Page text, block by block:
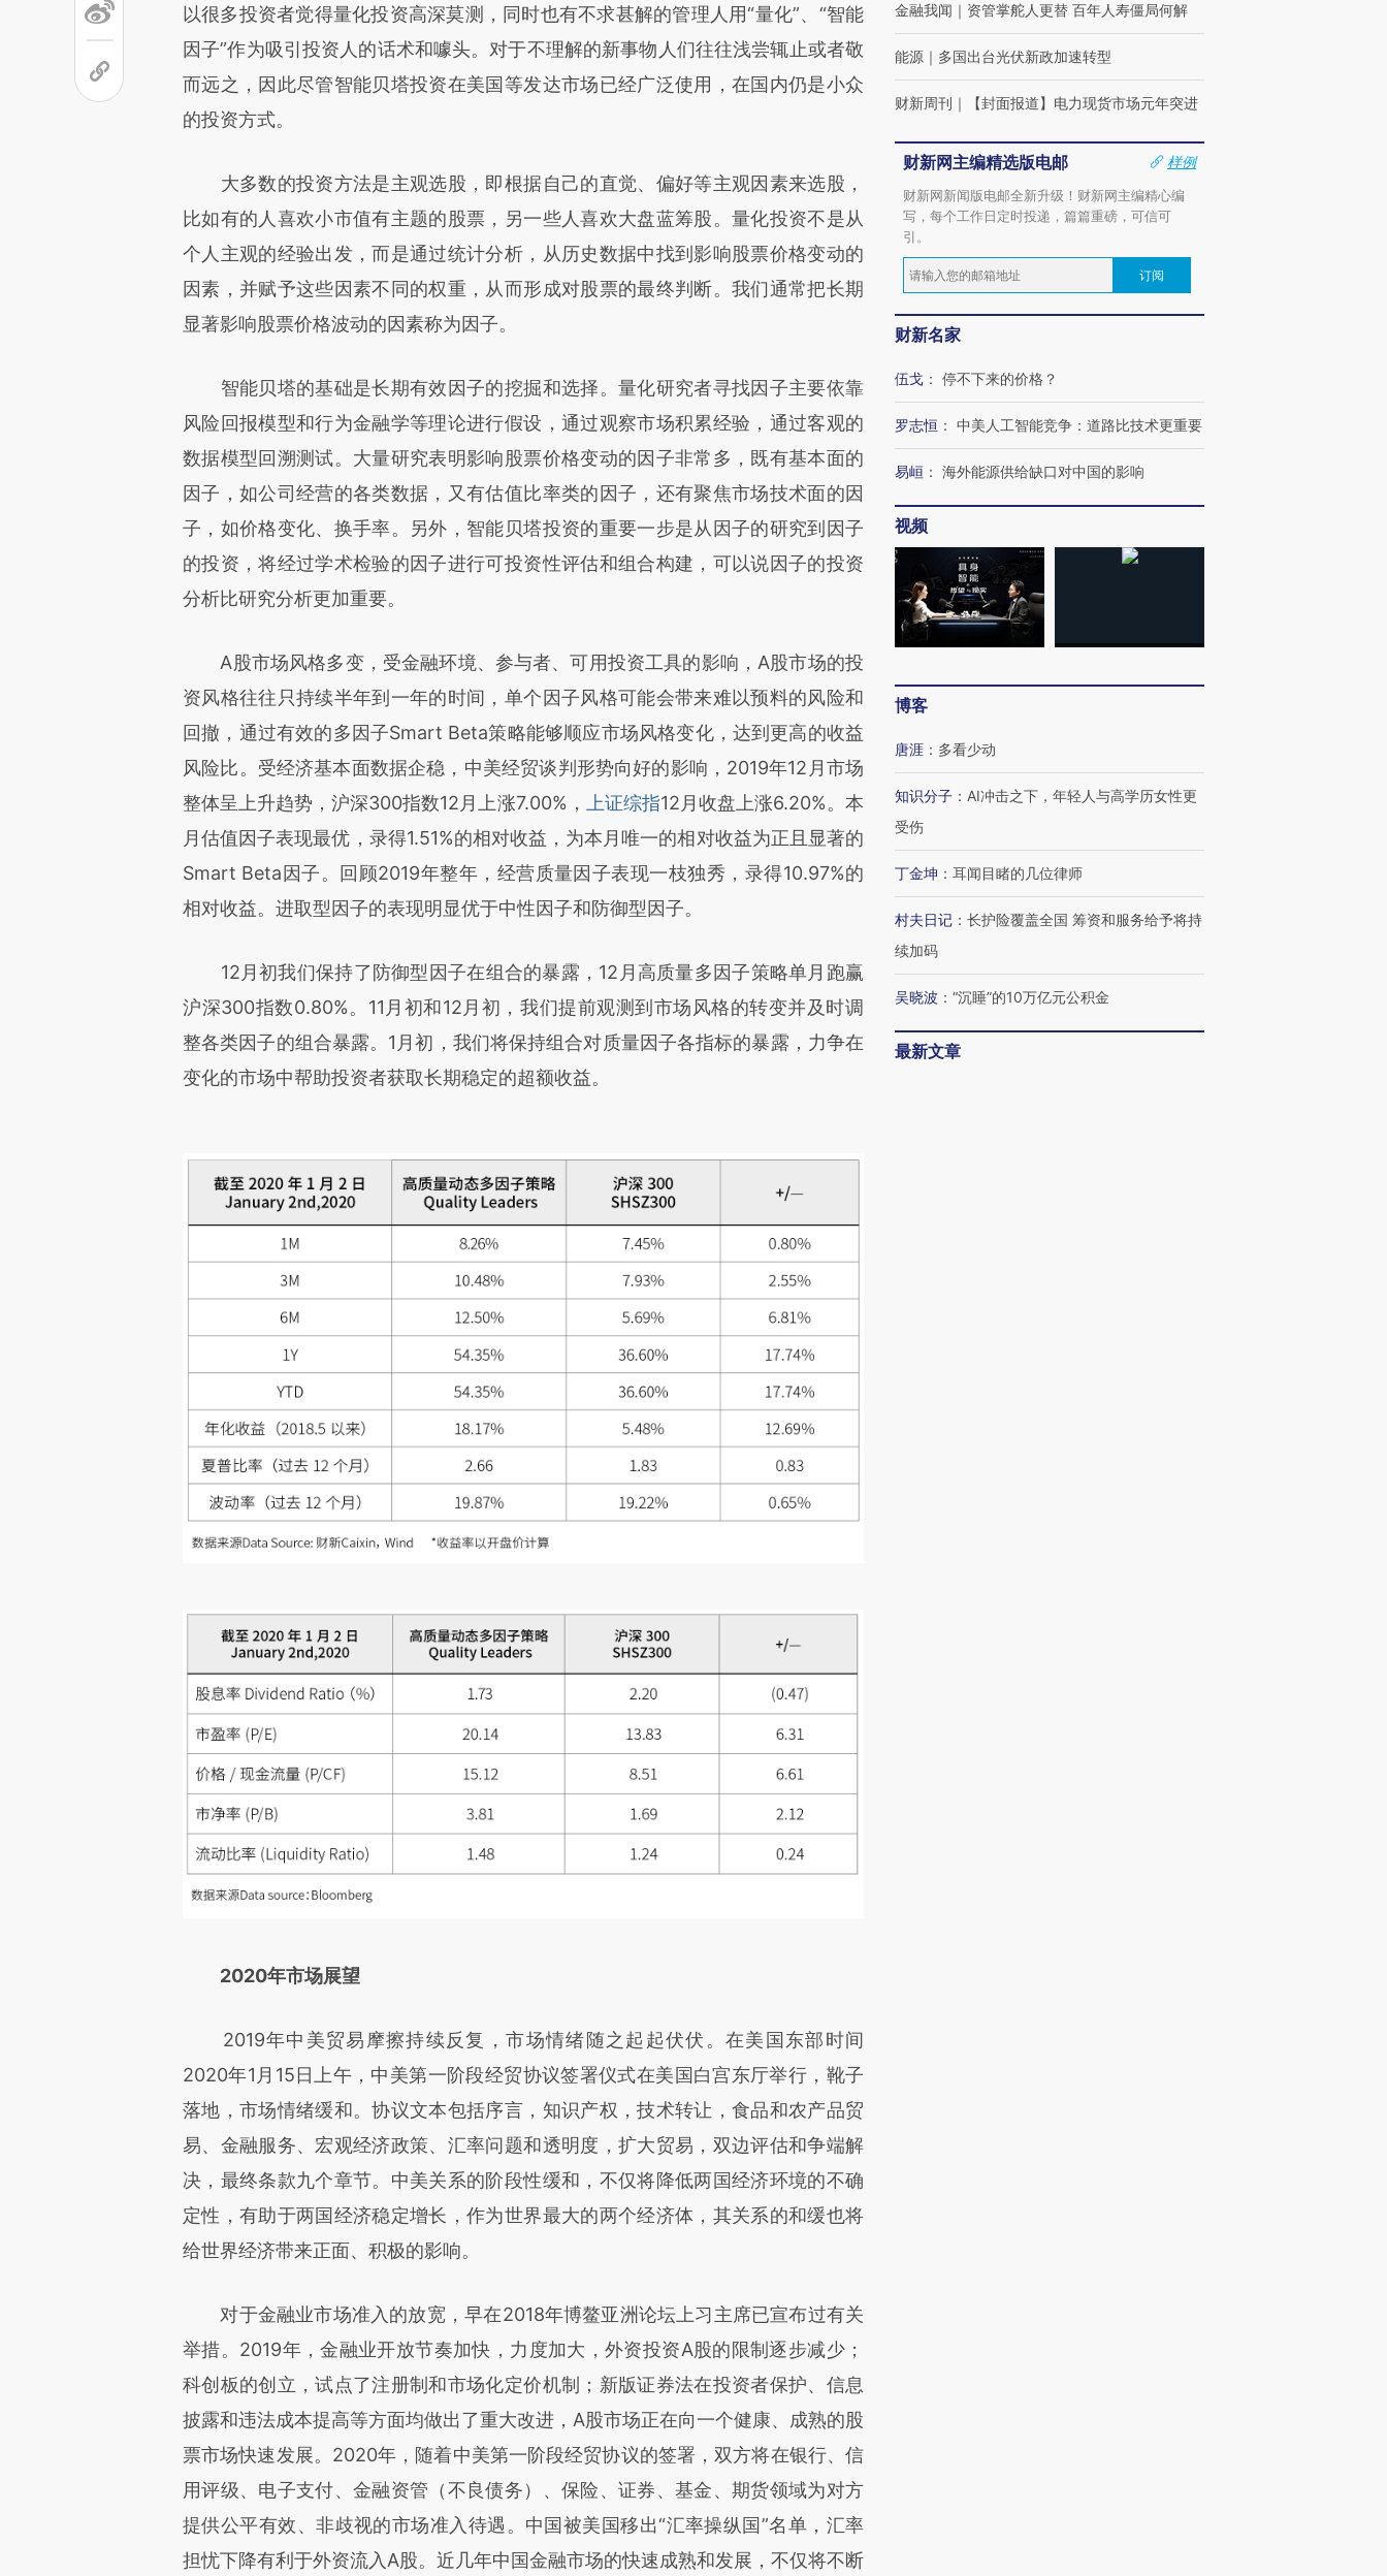
以很多投资者觉得量化投资高深莫测，同时也有不求甚解的管理人用“量化”、“智能
因子”作为吸引投资人的话术和噱头。对于不理解的新事物人们往往浅尝辄止或者敬
而远之，因此尽管智能贝塔投资在美国等发达市场已经广泛使用，在国内仍是小众
的投资方式。
大多数的投资方法是主观选股，即根据自己的直觉、偏好等主观因素来选股，
比如有的人喜欢小市值有主题的股票，另一些人喜欢大盘蓝筹股。量化投资不是从
个人主观的经验出发，而是通过统计分析，从历史数据中找到影响股票价格变动的
因素，并赋予这些因素不同的权重，从而形成对股票的最终判断。我们通常把长期
显著影响股票价格波动的因素称为因子。
智能贝塔的基础是长期有效因子的挖掘和选择。量化研究者寻找因子主要依靠
风险回报模型和行为金融学等理论进行假设，通过观察市场积累经验，通过客观的
数据模型回溯测试。大量研究表明影响股票价格变动的因子非常多，既有基本面的
因子，如公司经营的各类数据，又有估值比率类的因子，还有聚焦市场技术面的因
子，如价格变化、换手率。另外，智能贝塔投资的重要一步是从因子的研究到因子
的投资，将经过学术检验的因子进行可投资性评估和组合构建，可以说因子的投资
分析比研究分析更加重要。
A股市场风格多变，受金融环境、参与者、可用投资工具的影响，A股市场的投
资风格往往只持续半年到一年的时间，单个因子风格可能会带来难以预料的风险和
回撤，通过有效的多因子Smart Beta策略能够顺应市场风格变化，达到更高的收益
风险比。受经济基本面数据企稳，中美经贸谈判形势向好的影响，2019年12月市场
整体呈上升趋势，沪深300指数12月上涨7.00%，
上证综指12月收盘上涨6.20%。本
月估值因子表现最优，录得1.51%的相对收益，为本月唯一的相对收益为正且显著的
Smart Beta因子。回顾2019年整年，经营质量因子表现一枝独秀，录得10.97%的
相对收益。进取型因子的表现明显优于中性因子和防御型因子。
12月初我们保持了防御型因子在组合的暴露，12月高质量多因子策略单月跑赢
沪深300指数0.80%。11月初和12月初，我们提前观测到市场风格的转变并及时调
整各类因子的组合暴露。1月初，我们将保持组合对质量因子各指标的暴露，力争在
变化的市场中帮助投资者获取长期稳定的超额收益。
2020年市场展望
2019年中美贸易摩擦持续反复，市场情绪随之起起伏伏。在美国东部时间
2020年1月15日上午，中美第一阶段经贸协议签署仪式在美国白宫东厅举行，靴子
落地，市场情绪缓和。协议文本包括序言，知识产权，技术转让，食品和农产品贸
易、金融服务、宏观经济政策、汇率问题和透明度，扩大贸易，双边评估和争端解
决，最终条款九个章节。中美关系的阶段性缓和，不仅将降低两国经济环境的不确
定性，有助于两国经济稳定增长，作为世界最大的两个经济体，其关系的和缓也将
给世界经济带来正面、积极的影响。
对于金融业市场准入的放宽，早在2018年博鳌亚洲论坛上习主席已宣布过有关
举措。2019年，金融业开放节奏加快，力度加大，外资投资A股的限制逐步减少；
科创板的创立，试点了注册制和市场化定价机制；新版证券法在投资者保护、信息
披露和违法成本提高等方面均做出了重大改进，A股市场正在向一个健康、成熟的股
票市场快速发展。2020年，随着中美第一阶段经贸协议的签署，双方将在银行、信
用评级、电子支付、金融资管（不良债务）、保险、证券、基金、期货领域为对方
提供公平有效、非歧视的市场准入待遇。中国被美国移出“汇率操纵国”名单，汇率
担忧下降有利于外资流入A股。近几年中国金融市场的快速成熟和发展，不仅将不断
金融我闻 ｜ 资管掌舵人更替 百年人寿僵局何解
能源 ｜ 多国出台光伏新政加速转型
财新周刊 ｜ 【封面报道】电力现货市场元年突进
财新网主编精选版电邮
样例
财新网新闻版电邮全新升级！财新网主编精心编
写，每个工作日定时投递，篇篇重磅，可信可
引。
订阅
财新名家
伍戈 ： 停不下来的价格？
罗志恒 ： 中美人工智能竞争：道路比技术更重要
易峘 ： 海外能源供给缺口对中国的影响
视频
博客
唐涯 ： 多看少动
知识分子 ： AI冲击之下，年轻人与高学历女性更
受伤
丁金坤 ： 耳闻目睹的几位律师
村夫日记 ： 长护险覆盖全国 筹资和服务给予将持
续加码
吴晓波 ： “沉睡”的10万亿元公积金
最新文章